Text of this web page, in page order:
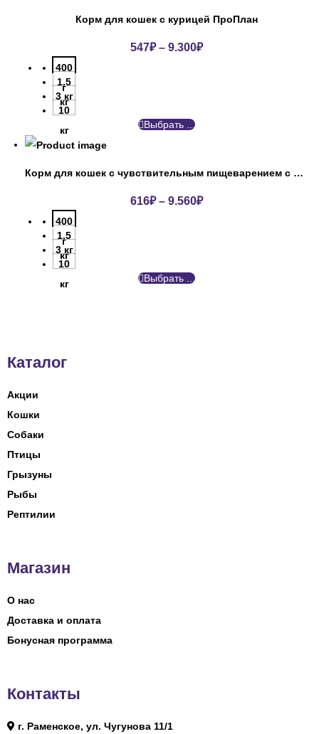
Корм для кошек с курицей ПроПлан
547₽– 9.300₽
400
г
1.5
кг
3 кг
10
кг
Выбрать ...
Корм для кошек с чувствительным пищеварением с индейкой ПроПлан
616₽– 9.560₽
400
г
1.5
кг
3 кг
10
кг
Выбрать ...
Каталог
Акции
Кошки
Собаки
Птицы
Грызуны
Рыбы
Рептилии
Магазин
О нас
Доставка и оплата
Бонусная программа
Контакты
г. Раменское, ул. Чугунова 11/1